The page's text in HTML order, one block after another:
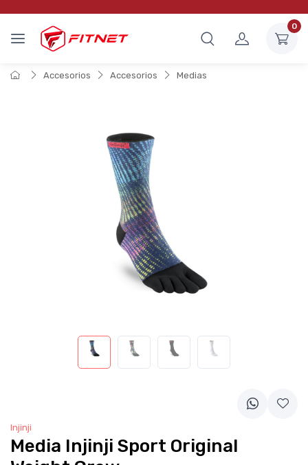
0
Accesorios Accesorios Medias
Injinji
Media Injinji Sport Original